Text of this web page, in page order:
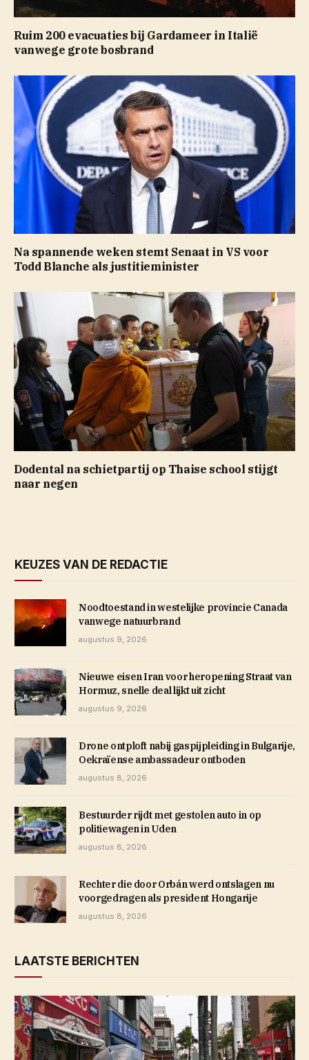
Ruim 200 evacuaties bij Gardameer in Italië
vanwege grote bosbrand
Na spannende weken stemt Senaat in VS voor
Todd Blanche als justitieminister
Dodental na schietpartij op Thaise school stijgt
naar negen
KEUZES VAN DE REDACTIE
Noodtoestand in westelijke provincie Canada
vanwege natuurbrand
augustus 9, 2026
Nieuwe eisen Iran voor heropening Straat van
Hormuz, snelle deal lijkt uit zicht
augustus 9, 2026
Drone ontploft nabij gaspijpleiding in Bulgarije,
Oekraïense ambassadeur ontboden
augustus 8, 2026
Bestuurder rijdt met gestolen auto in op
politiewagen in Uden
augustus 8, 2026
Rechter die door Orbán werd ontslagen nu
voorgedragen als president Hongarije
augustus 8, 2026
LAATSTE BERICHTEN